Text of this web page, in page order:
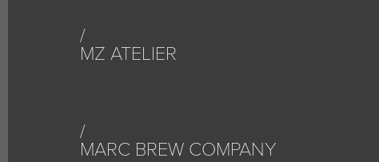
MZ ATELIER
MARC BREW COMPANY